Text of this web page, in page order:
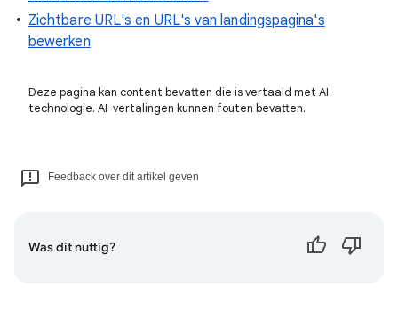
Zichtbare URL's en URL's van landingspagina's
bewerken
Deze pagina kan content bevatten die is vertaald met AI-
technologie. AI-vertalingen kunnen fouten bevatten.
Feedback over dit artikel geven
Was dit nuttig?